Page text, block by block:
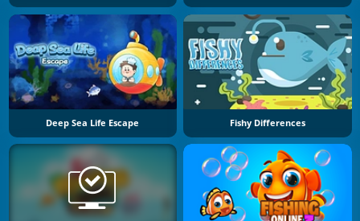
Deep Sea Life Escape Fishy Differences